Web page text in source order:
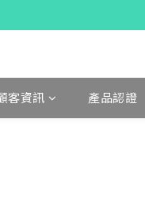
客資訊 產品認證